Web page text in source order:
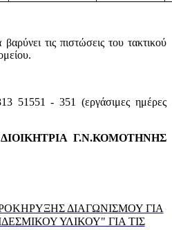
τις πιστώσεις του τακτικού
51551 - 351 (εργάσιμες ημέρες
Γ.Ν.ΚΟΜΟΤΗΝΗΣ
ΔΙΑΓΩΝΙΣΜΟΥ ΓΙΑ
ΥΛΙΚΟΥ" ΓΙΑ ΤΙΣ